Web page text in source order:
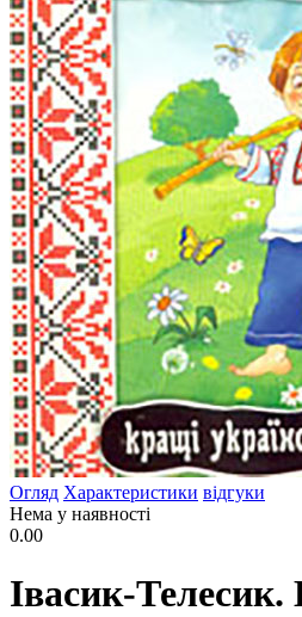
Огляд Характеристики відгуки
Нема у наявності
0.00
Івасик-